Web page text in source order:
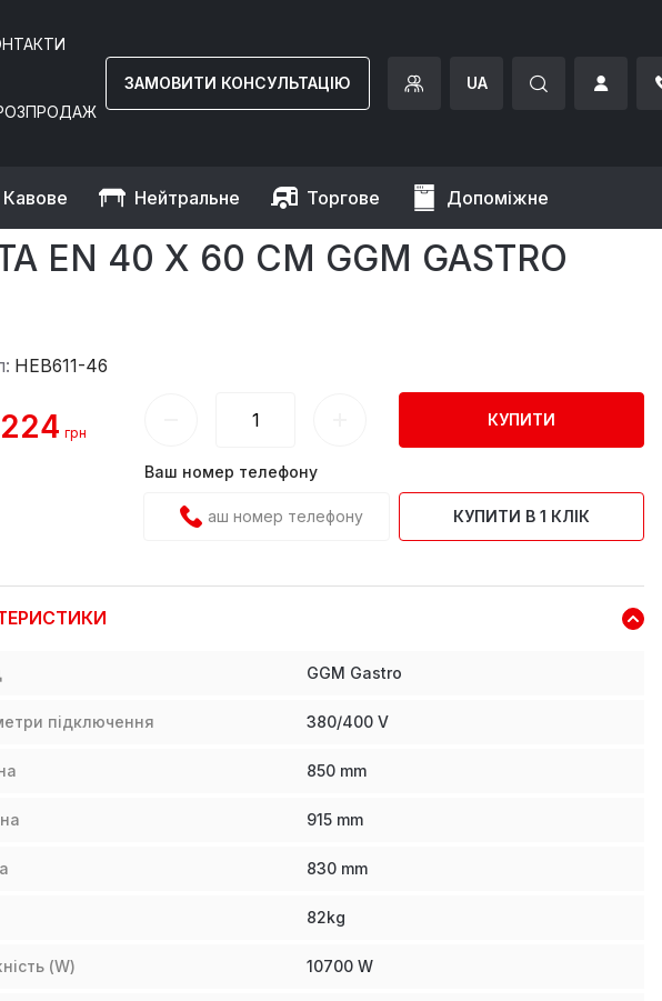
ЗАМОВИТИ КОНСУЛЬТАЦІЮ UA
Кавове Нейтральне Торгове Допоміжне
40 x 60 см GGM Gastro
EN 40 X 60 СМ GGM GASTRO
HEB611-46
грн
КУПИТИ
Ваш номер телефону
КУПИТИ В 1 КЛІК
GGM Gastro
підключення 380/400 V
850 mm
915 mm
830 mm
82kg
(W) 10700 W